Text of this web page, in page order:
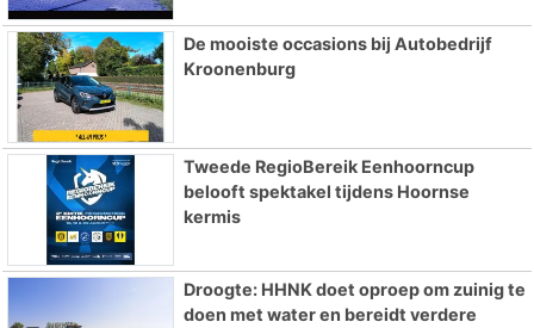
De mooiste occasions bij Autobedrijf
Kroonenburg
Tweede RegioBereik Eenhoorncup
belooft spektakel tijdens Hoornse
kermis
Droogte: HHNK doet oproep om zuinig te
doen met water en bereidt verdere